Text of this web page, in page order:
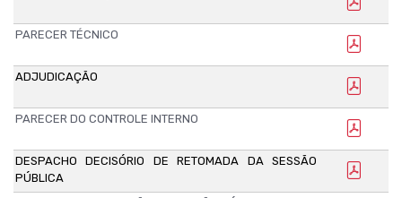
PARECER TÉCNICO
ADJUDICAÇÃO
PARECER DO CONTROLE INTERNO
DESPACHO DECISÓRIO DE RETOMADA DA SESSÃO
PÚBLICA